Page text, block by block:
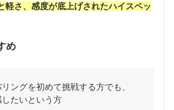
軽さ、感度が底上げされたハイスペッ
め
ングを初めて挑戦する方でも、
たいという方